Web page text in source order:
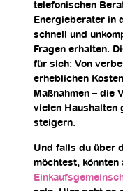
telefonischen
Energieberater in
schnell und
Fragen erhalten.
für sich: Von
erheblichen
Maßnahmen – die
vielen Haushalten
steigern.
Und falls du über
möchtest, könnten